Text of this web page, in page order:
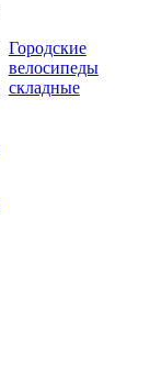
Городские
велосипеды
складные